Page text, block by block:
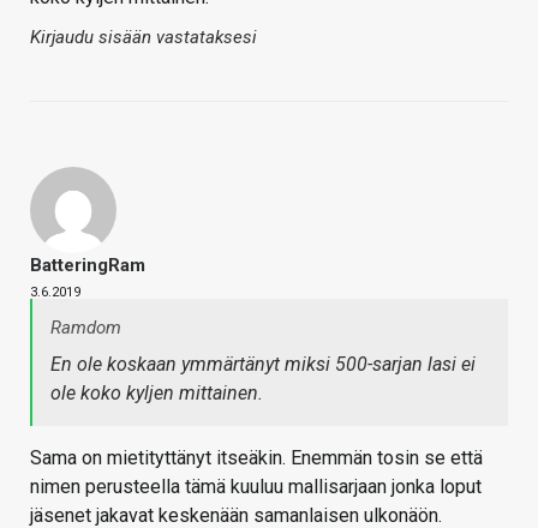
Kirjaudu sisään vastataksesi
BatteringRam
3.6.2019
Ramdom
En ole koskaan ymmärtänyt miksi 500-sarjan lasi ei
ole koko kyljen mittainen.
Sama on mietityttänyt itseäkin. Enemmän tosin se että
nimen perusteella tämä kuuluu mallisarjaan jonka loput
jäsenet jakavat keskenään samanlaisen ulkonäön.